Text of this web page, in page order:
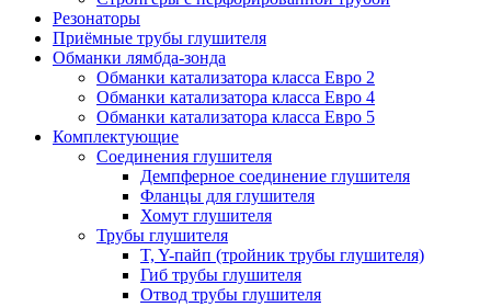
Резонаторы
Приёмные трубы глушителя
Обманки лямбда-зонда
Обманки катализатора класса Евро 2
Обманки катализатора класса Евро 4
Обманки катализатора класса Евро 5
Комплектующие
Соединения глушителя
Демпферное соединение глушителя
Фланцы для глушителя
Хомут глушителя
Трубы глушителя
T, Y-пайп (тройник трубы глушителя)
Гиб трубы глушителя
Отвод трубы глушителя